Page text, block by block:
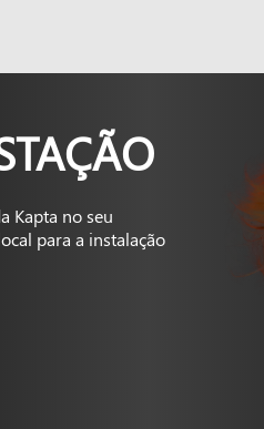
Kapta no seu
para a instalação